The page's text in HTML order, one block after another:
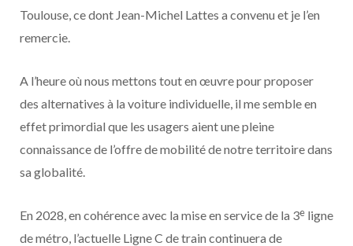
Toulouse, ce dont Jean-Michel Lattes a convenu et je l’en
remercie.
A l’heure où nous mettons tout en œuvre pour proposer
des alternatives à la voiture individuelle, il me semble en
effet primordial que les usagers aient une pleine
connaissance de l’offre de mobilité de notre territoire dans
sa globalité.
En 2028, en cohérence avec la mise en service de la 3e ligne
de métro, l’actuelle Ligne C de train continuera de